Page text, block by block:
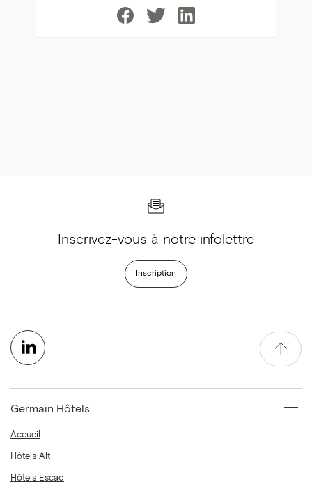
Inscrivez-vous à notre infolettre
Inscription
Germain Hôtels
Accueil
Hôtels Alt
Hôtels Escad